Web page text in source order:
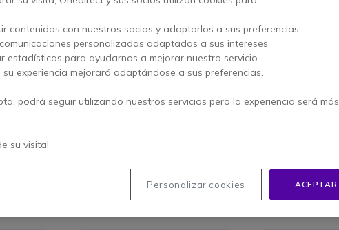
para teléfonos fijos y móviles
máxima libertad de movimientos.Gracias a estos
ytrabajar con las manos libressiendo así más
con una postura cómoda y correcta.
: GUÍA DE
contenidos con nuestros socios y adaptarlos a sus preferencias
personalizadas adaptadas a sus intereses
estadísticas para ayudarnos a mejorar nuestro servicio
su experiencia mejorará adaptándose a sus preferencias.
podrá seguir utilizando nuestros servicios pero la experiencia será más
su visita!
ACEPTAR
Personalizar cookies